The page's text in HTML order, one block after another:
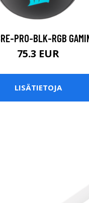
PRO-BLK-RGB
75.3 EUR
LISÄTIETOJA